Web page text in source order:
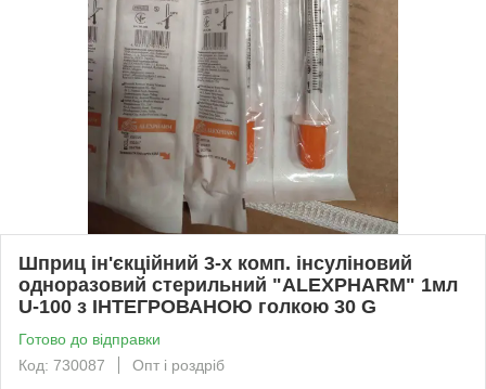
Шприц ін'єкційний 3-х комп. інсуліновий
одноразовий стерильний "ALEXPHARM" 1мл
U-100 з ІНТЕГРОВАНОЮ голкою 30 G
Готово до відправки
Код: 730087
Опт і роздріб